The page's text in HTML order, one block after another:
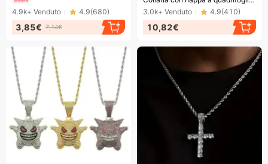
4.9k+ Venduto 4.9(680)
3,85€ 7,14€
3.0k+ Venduto 4.9(410)
10,82€